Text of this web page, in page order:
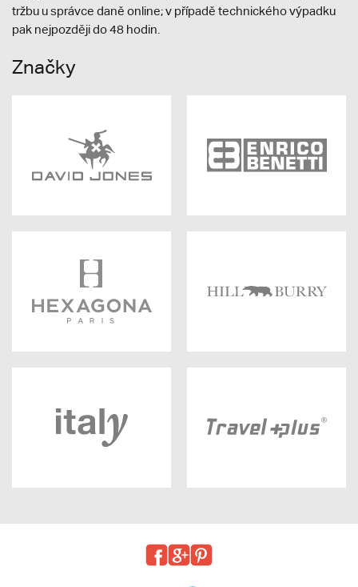
tržbu u správce daně online; v případě technického výpadku
pak nejpozději do 48 hodin.
Značky